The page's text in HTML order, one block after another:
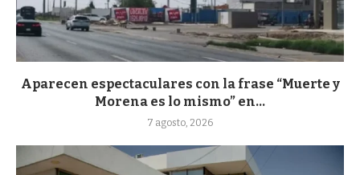
Aparecen espectaculares con la frase “Muerte y
Morena es lo mismo” en...
7 agosto, 2026